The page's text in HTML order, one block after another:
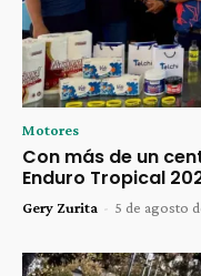
Motores
Con más de un
Enduro Tropical
Gery Zurita - 5 de agosto